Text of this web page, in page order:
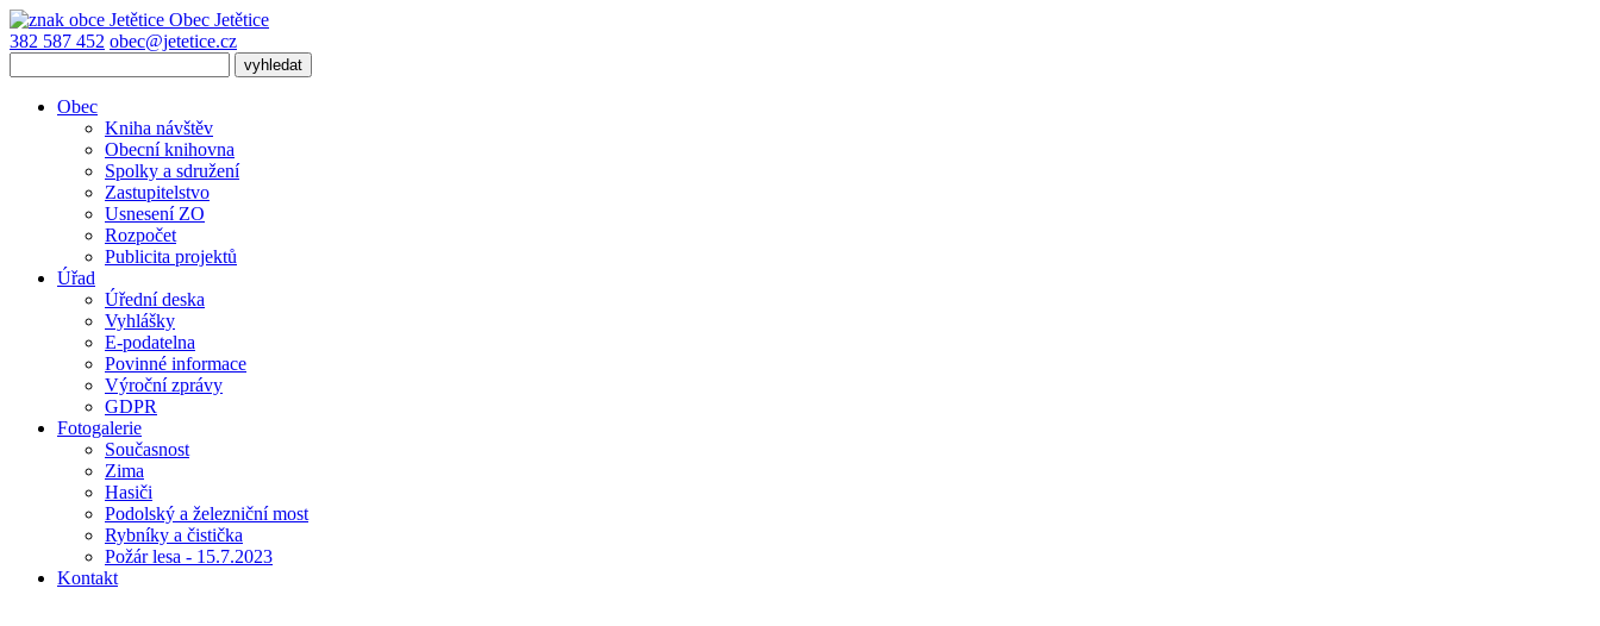
Obec Jetětice
382 587 452 obec@jetetice.cz
Obec
Kniha návštěv
Obecní knihovna
Spolky a sdružení
Zastupitelstvo
Usnesení ZO
Rozpočet
Publicita projektů
Úřad
Úřední deska
Vyhlášky
E-podatelna
Povinné informace
Výroční zprávy
GDPR
Fotogalerie
Současnost
Zima
Hasiči
Podolský a železniční most
Rybníky a čistička
Požár lesa - 15.7.2023
Kontakt